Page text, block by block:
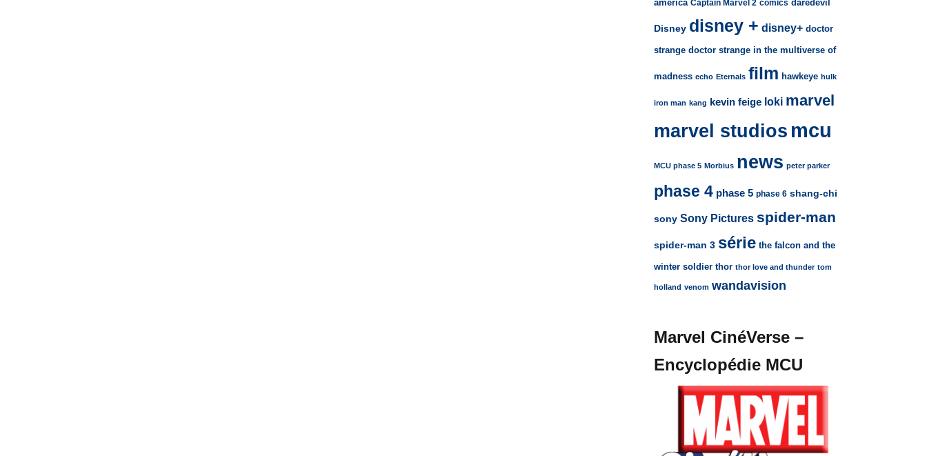
america Captain Marvel 2 comics daredevil
Disney disney + disney+ doctor
strange doctor strange in the multiverse of
madness echo Eternals film hawkeye hulk
iron man kang kevin feige loki marvel
marvel studios mcu
MCU phase 5 Morbius news peter parker
phase 4 phase 5 phase 6 shang-chi
sony Sony Pictures spider-man
spider-man 3 série the falcon and the
winter soldier thor thor love and thunder tom
holland venom wandavision
Marvel CinéVerse –
Encyclopédie MCU